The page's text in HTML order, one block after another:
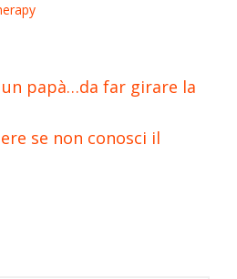
papà…da far girare la
se non conosci il